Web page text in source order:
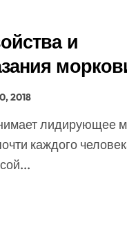
и
2018
каждого